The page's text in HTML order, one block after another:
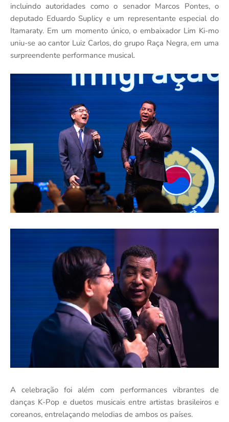
incluindo autoridades como o senador Marcos Pontes, o
deputado Eduardo Suplicy e um representante especial do
Itamaraty. Em um momento único, o embaixador Lim Ki-mo
uniu-se ao cantor Luiz Carlos, do grupo Raça Negra, em uma
surpreendente performance musical.
A celebração foi além com performances vibrantes de
danças K-Pop e duetos musicais entre artistas brasileiros e
coreanos, entrelaçando melodias de ambos os países.